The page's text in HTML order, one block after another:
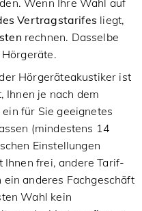
Wenn Ihre Wahl auf
Vertragstarifes liegt,
rechnen. Dasselbe
Hörgeräteakustiker ist
je nach dem
für Sie geeignetes
(mindestens 14
Einstellungen
Ihnen frei, andere Tarif-
anderes Fachgeschäft
Wahl kein